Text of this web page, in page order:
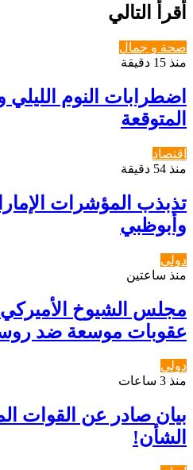
أقرأ التالي
صحة و جمال
منذ 15 دقيقة
اضطرابات النوم الليلي
المتوقعة
اقتصاد
منذ 54 دقيقة
تذبذب المؤشرات
وأبوظبي
دولي
منذ ساعتين
مجلس الشيوخ
عقوبات موسعة ضد
دولي
منذ 3 ساعات
بيان صادر عن القوات
الشأن!